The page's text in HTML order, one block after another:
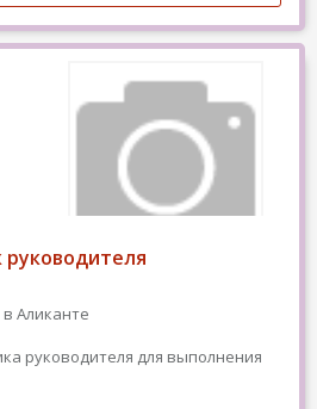
Аликанте
руководителя для выполнения